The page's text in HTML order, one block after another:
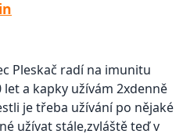
Pleskač radí na imunitu
let a kapky užívám 2xdenně
je třeba užívání po nějaké
užívat stále,zvláště teď v